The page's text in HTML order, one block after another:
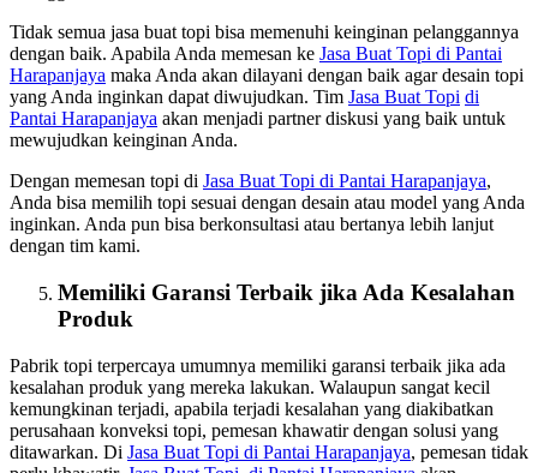
Tidak semua jasa buat topi bisa memenuhi keinginan pelanggannya
dengan baik. Apabila Anda memesan ke Jasa Buat Topi di Pantai
Harapanjaya maka Anda akan dilayani dengan baik agar desain topi
yang Anda inginkan dapat diwujudkan. Tim Jasa Buat Topi di
Pantai Harapanjaya akan menjadi partner diskusi yang baik untuk
mewujudkan keinginan Anda.
Dengan memesan topi di Jasa Buat Topi di Pantai Harapanjaya,
Anda bisa memilih topi sesuai dengan desain atau model yang Anda
inginkan. Anda pun bisa berkonsultasi atau bertanya lebih lanjut
dengan tim kami.
Memiliki Garansi Terbaik jika Ada Kesalahan
Produk
Pabrik topi terpercaya umumnya memiliki garansi terbaik jika ada
kesalahan produk yang mereka lakukan. Walaupun sangat kecil
kemungkinan terjadi, apabila terjadi kesalahan yang diakibatkan
perusahaan konveksi topi, pemesan khawatir dengan solusi yang
ditawarkan. Di Jasa Buat Topi di Pantai Harapanjaya, pemesan tidak